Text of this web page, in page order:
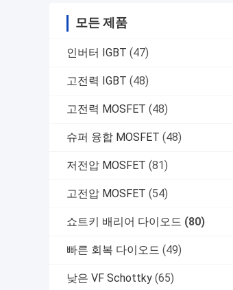
모든 제품
인버터 IGBT (47)
고전력 IGBT (48)
고전력 MOSFET (48)
슈퍼 융합 MOSFET (48)
저전압 MOSFET (81)
고전압 MOSFET (54)
쇼트키 배리어 다이오드 (80)
빠른 회복 다이오드 (49)
낮은 VF Schottky (65)